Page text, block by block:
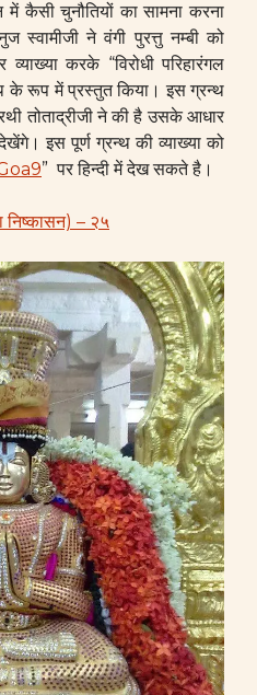
कैसी चुनौतियों का सामना करना
स्वामीजी ने वंगी पुरत्तु नम्बी को
करके “विरोधी परिहारंगल
के रूप में प्रस्तुत किया। इस ग्रन्थ
तोताद्रीजी ने की है उसके आधार
इस पूर्ण ग्रन्थ की व्याख्या को
” पर हिन्दी में देख सकते है।
निष्कासन) – २५